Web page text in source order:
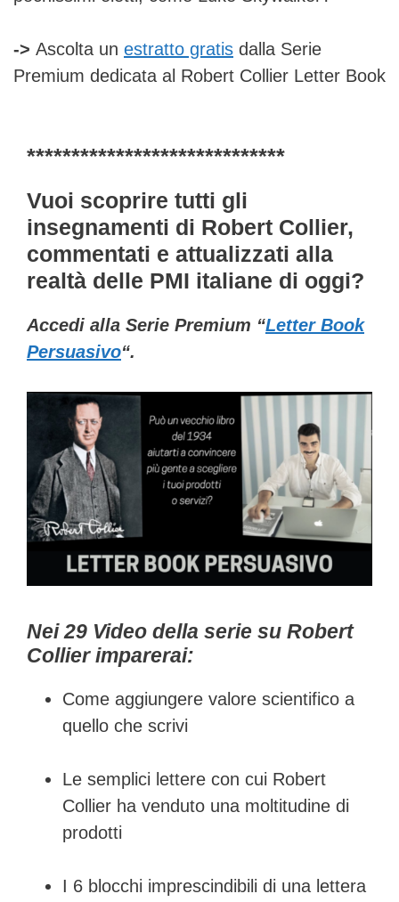
-> Ascolta un estratto gratis dalla Serie
Premium dedicata al Robert Collier Letter Book
*****************************
Vuoi scoprire tutti gli
insegnamenti di Robert Collier,
commentati e attualizzati alla
realtà delle PMI italiane di oggi?
Accedi alla Serie Premium “Letter Book
Persuasivo“.
Nei 29 Video della serie su Robert
Collier imparerai:
Come aggiungere valore scientifico a
quello che scrivi
Le semplici lettere con cui Robert
Collier ha venduto una moltitudine di
prodotti
I 6 blocchi imprescindibili di una lettera